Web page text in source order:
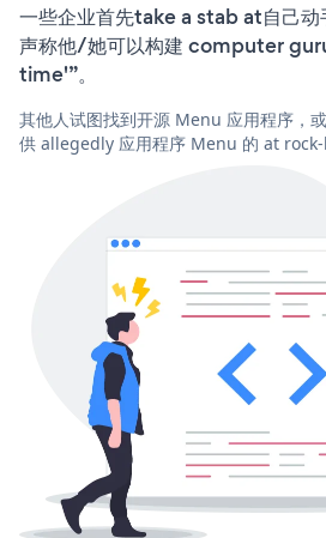
一些企业首先take a stab at自己
声称他/她可以构建 computer
time'”。
其他人试图找到开源 Menu 应用程序，
供 allegedly 应用程序 Menu 的 at rock-